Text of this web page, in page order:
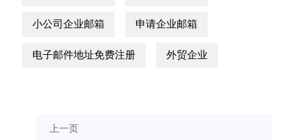
小公司企业邮箱 申请企业邮箱
电子邮件地址免费注册 外贸企业
上一页